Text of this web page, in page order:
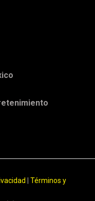
Términos y